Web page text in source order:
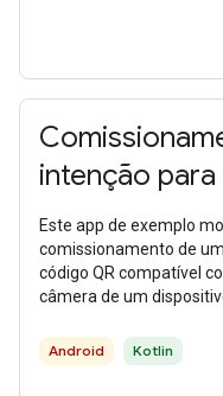
intenção
Este app de exemplo
comissionamento de
código QR compatível
câmera de um
Android Kotlin